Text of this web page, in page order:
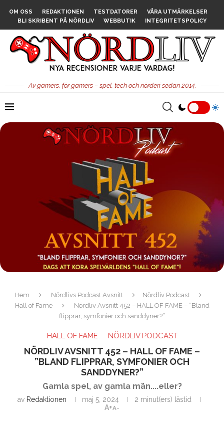
OM OSS REDAKTIONEN TESTDATORER
VÅRA UTMÄRKELSER
BLI SKRIBENT PÅ NÖRDLIV
WEBBUTIK INTEGRITETSPOLICY
Av gamers, för gamers – spel, tech och nörderi sedan 2014.
Hem Nördlivs Podcast Avsnitt
Nördliv Podcast
Hall of Fame
Nördliv Avsnitt 452 – HALL OF FAME – ”Bland
flipprar, symfonier och sanddyner?”
HALL OF FAME NÖRDLIV PODCAST
NÖRDLIV AVSNITT 452 – HALL OF FAME –
”BLAND FLIPPRAR, SYMFONIER OCH
SANDDYNER?”
Gamla spel, av gamla män....eller?
av Redaktionen maj 5, 2024
2 minut(ers) lästid
A+A-